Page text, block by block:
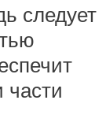
следует
части